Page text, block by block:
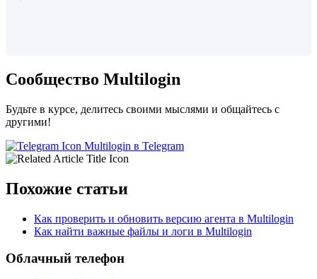
Сообщество Multilogin
Будьте в курсе, делитесь своими мыслями и общайтесь с
другими!
Multilogin в Telegram
Похожие статьи
Как проверить и обновить версию агента в Multilogin
Как найти важные файлы и логи в Multilogin
Облачный телефон